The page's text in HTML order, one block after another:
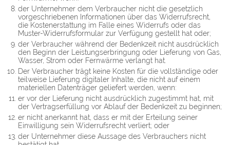
der Unternehmer dem Verbraucher nicht die gesetzlich
vorgeschriebenen Informationen über das Widerrufsrecht,
die Kostenerstattung im Falle eines Widerrufs oder das
Muster-Widerrufsformular zur Verfügung gestellt hat oder;
der Verbraucher während der Bedenkzeit nicht ausdrücklich
den Beginn der Leistungserbringung oder Lieferung von Gas,
Wasser, Strom oder Fernwärme verlangt hat.
Der Verbraucher trägt keine Kosten für die vollständige oder
teilweise Lieferung digitaler Inhalte, die nicht auf einem
materiellen Datenträger geliefert werden, wenn:
er vor der Lieferung nicht ausdrücklich zugestimmt hat, mit
der Vertragserfüllung vor Ablauf der Bedenkzeit zu beginnen;
er nicht anerkannt hat, dass er mit der Erteilung seiner
Einwilligung sein Widerrufsrecht verliert; oder
der Unternehmer diese Aussage des Verbrauchers nicht